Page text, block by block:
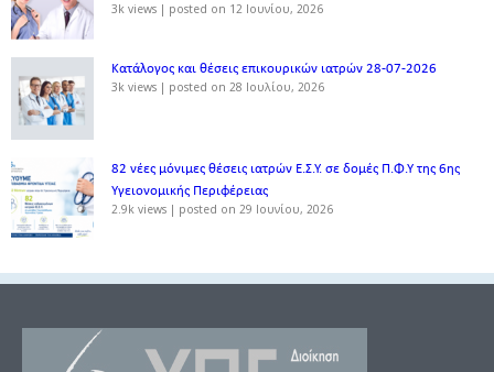
3k views | posted on 12 Ιουνίου, 2026
Κατάλογος και θέσεις επικουρικών ιατρών 28-07-2026
3k views | posted on 28 Ιουλίου, 2026
82 νέες μόνιμες θέσεις ιατρών Ε.Σ.Υ. σε δομές Π.Φ.Υ της 6ης
Υγειονομικής Περιφέρειας
2.9k views | posted on 29 Ιουνίου, 2026